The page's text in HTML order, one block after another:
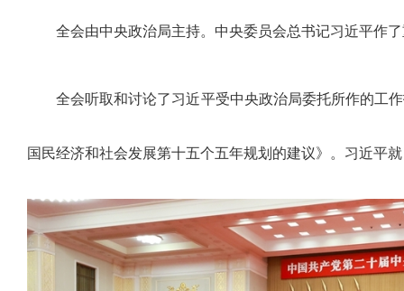
全会由中央政治局主持。中央委员会总书记习近平作
全会听取和讨论了习近平受中央政治局委托所作的工
国民经济和社会发展第十五个五年规划的建议》。习近平